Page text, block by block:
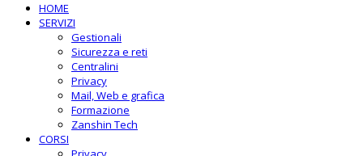
HOME
SERVIZI
Gestionali
Sicurezza e reti
Centralini
Privacy
Mail, Web e grafica
Formazione
Zanshin Tech
CORSI